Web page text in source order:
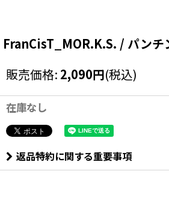
FranCisT_MOR.K.S. / パン
販売価格: 2,090円(税込)
在庫なし
返品特約に関する重要事項